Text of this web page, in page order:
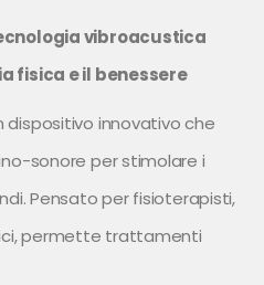
vibroacustica
fisica e il benessere
dispositivo innovativo che
sonore per stimolare i
Pensato per fisioterapisti,
permette trattamenti